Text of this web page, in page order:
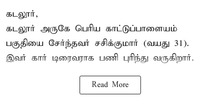
கடலூர்,
கடலூர் அருகே பெரிய காட்டுப்பாளையம்
பகுதியை சேர்ந்தவர் சசிக்குமார் (வயது 31).
இவர் கார் டிரைவராக பணி புரிந்து வருகிறார்.
Read More